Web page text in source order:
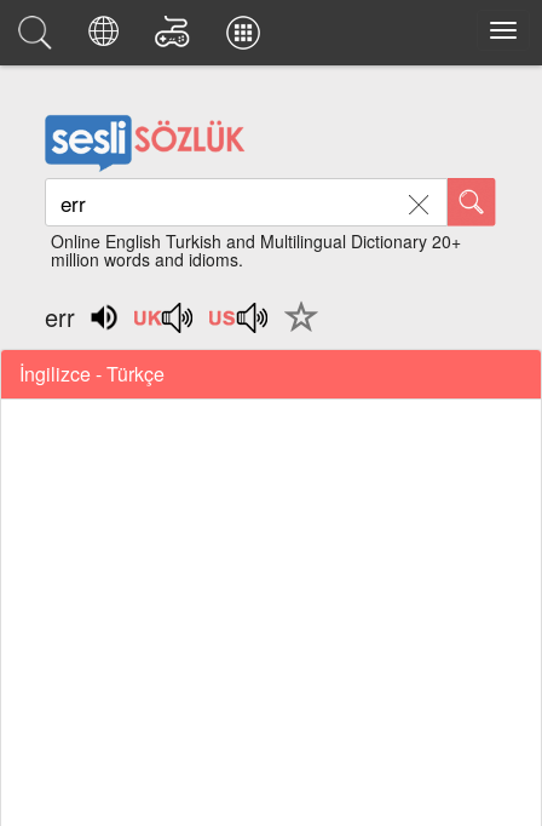
Online English Turkish and Multilingual Dictionary 20+
million words and idioms.
err
İngilizce - Türkçe